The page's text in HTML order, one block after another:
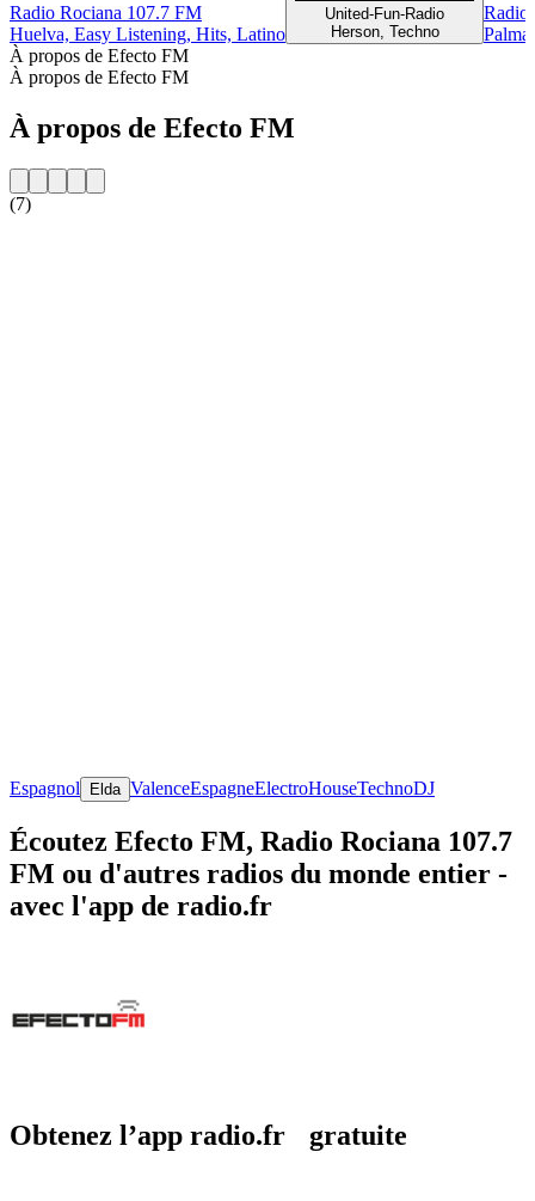
Radio Rociana 107.7 FM
Huelva, Easy Listening, Hits, Latino
United-Fun-Radio
Herson, Techno
Radio
À propos de Efecto FM
À propos de Efecto FM
À propos de Efecto FM
(7)
Espagnol Elda ValenceEspagneElectroHouseTechnoDJ
Écoutez Efecto FM, Radio Rociana 107.7
FM ou d'autres radios du monde entier -
avec l'app de radio.fr
Obtenez l’app radio.fr gratuite